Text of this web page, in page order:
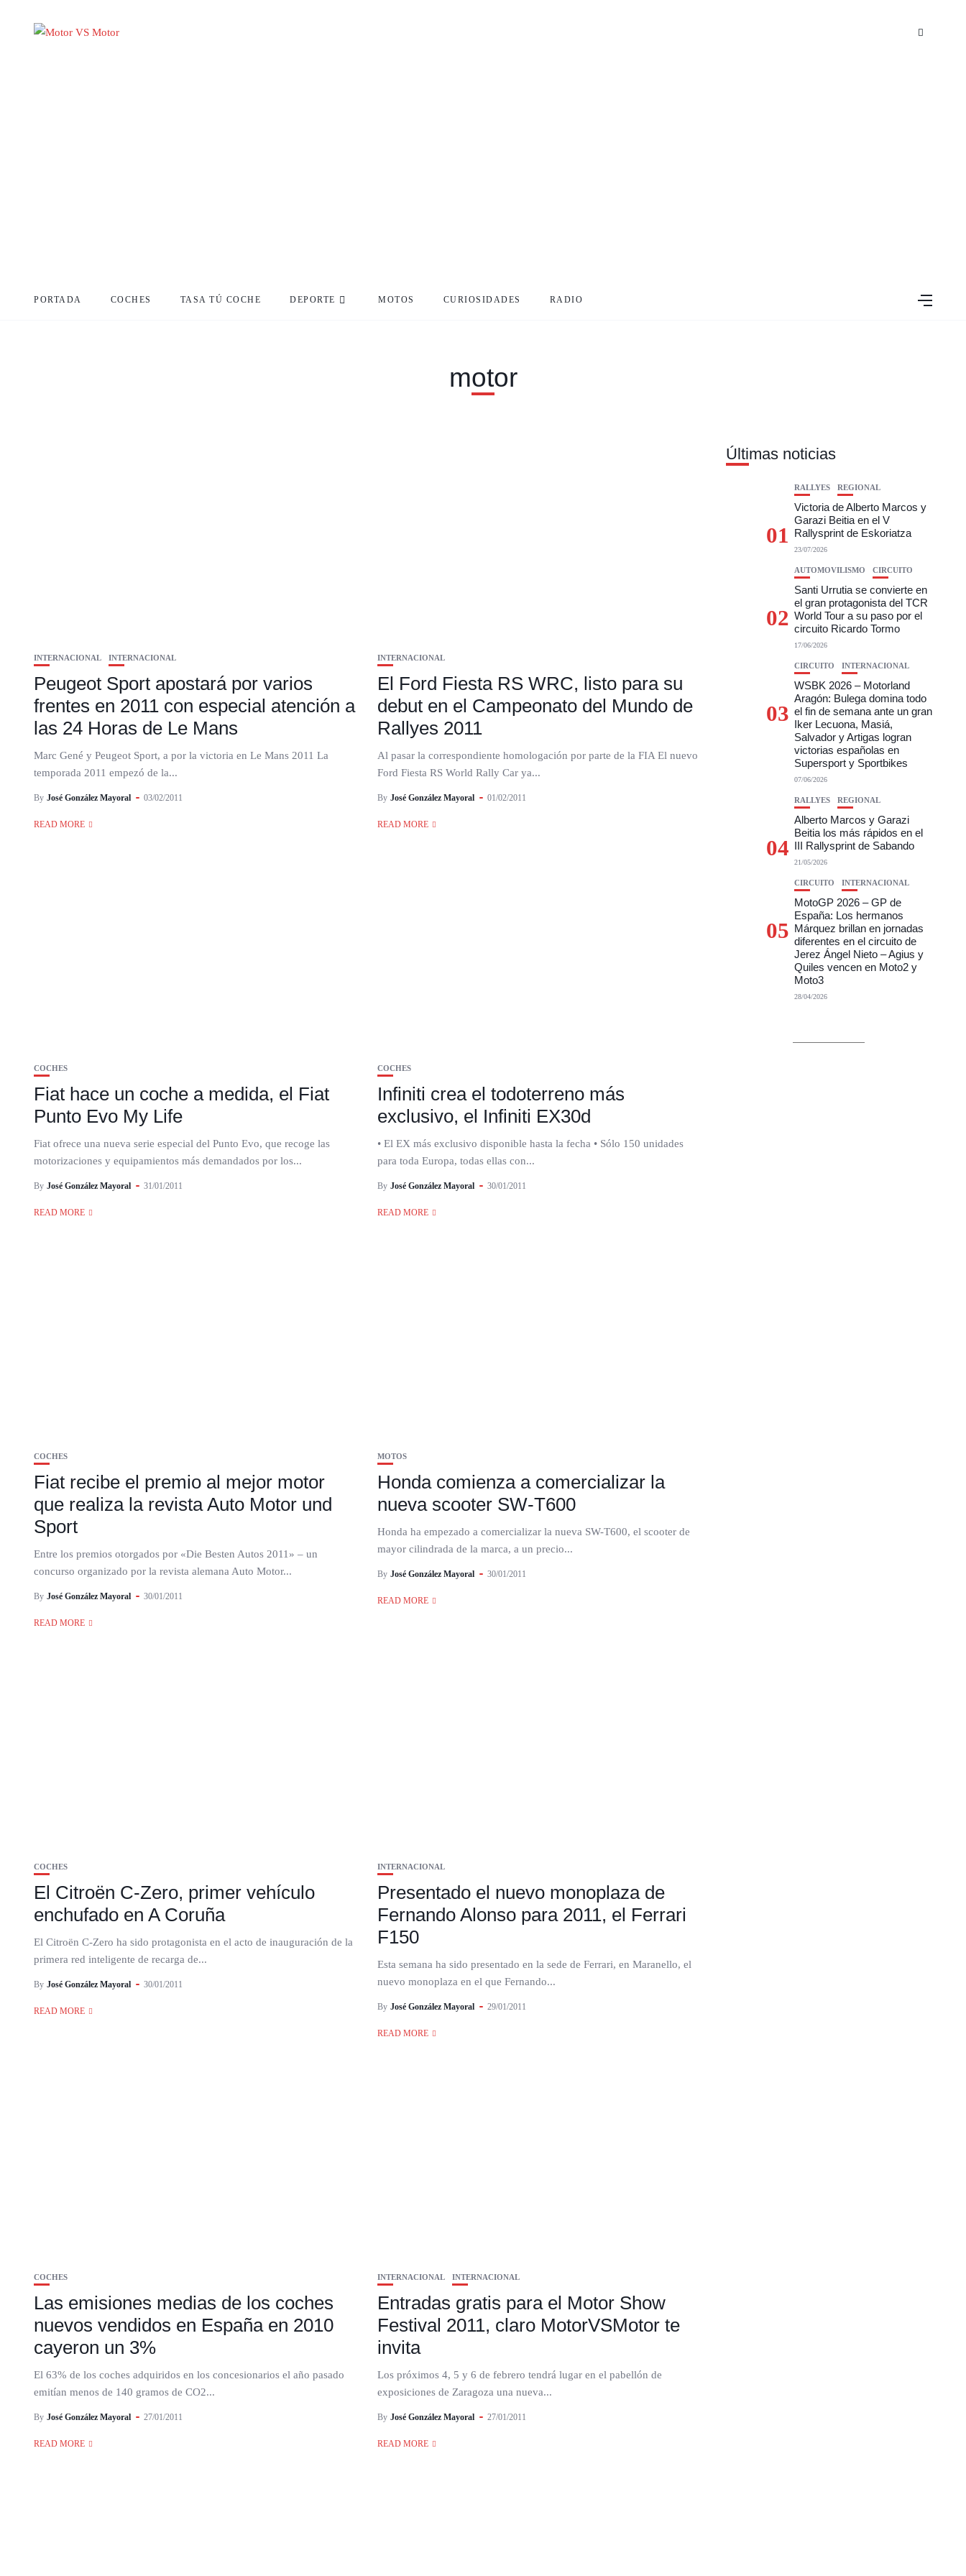
PORTADA COCHES TASA TÚ COCHE DEPORTE MOTOS CURIOSIDADES RADIO
motor
INTERNACIONAL INTERNACIONAL
Peugeot Sport apostará por varios
frentes en 2011 con especial atención a
las 24 Horas de Le Mans
Marc Gené y Peugeot Sport, a por la victoria en Le Mans 2011 La
temporada 2011 empezó de la...
By José González Mayoral 03/02/2011
READ MORE
INTERNACIONAL
El Ford Fiesta RS WRC, listo para su
debut en el Campeonato del Mundo de
Rallyes 2011
Al pasar la correspondiente homologación por parte de la FIA El nuevo
Ford Fiesta RS World Rally Car ya...
By José González Mayoral 01/02/2011
READ MORE
COCHES
Fiat hace un coche a medida, el Fiat
Punto Evo My Life
Fiat ofrece una nueva serie especial del Punto Evo, que recoge las
motorizaciones y equipamientos más demandados por los...
By José González Mayoral 31/01/2011
READ MORE
COCHES
Infiniti crea el todoterreno más
exclusivo, el Infiniti EX30d
• El EX más exclusivo disponible hasta la fecha • Sólo 150 unidades
para toda Europa, todas ellas con...
By José González Mayoral 30/01/2011
READ MORE
COCHES
Fiat recibe el premio al mejor motor
que realiza la revista Auto Motor und
Sport
Entre los premios otorgados por «Die Besten Autos 2011» – un
concurso organizado por la revista alemana Auto Motor...
By José González Mayoral 30/01/2011
READ MORE
MOTOS
Honda comienza a comercializar la
nueva scooter SW-T600
Honda ha empezado a comercializar la nueva SW-T600, el scooter de
mayor cilindrada de la marca, a un precio...
By José González Mayoral 30/01/2011
READ MORE
COCHES
El Citroën C-Zero, primer vehículo
enchufado en A Coruña
El Citroën C-Zero ha sido protagonista en el acto de inauguración de la
primera red inteligente de recarga de...
By José González Mayoral 30/01/2011
READ MORE
INTERNACIONAL
Presentado el nuevo monoplaza de
Fernando Alonso para 2011, el Ferrari
F150
Esta semana ha sido presentado en la sede de Ferrari, en Maranello, el
nuevo monoplaza en el que Fernando...
By José González Mayoral 29/01/2011
READ MORE
COCHES
Las emisiones medias de los coches
nuevos vendidos en España en 2010
cayeron un 3%
El 63% de los coches adquiridos en los concesionarios el año pasado
emitían menos de 140 gramos de CO2...
By José González Mayoral 27/01/2011
READ MORE
INTERNACIONAL INTERNACIONAL
Entradas gratis para el Motor Show
Festival 2011, claro MotorVSMotor te
invita
Los próximos 4, 5 y 6 de febrero tendrá lugar en el pabellón de
exposiciones de Zaragoza una nueva...
By José González Mayoral 27/01/2011
READ MORE
Últimas noticias
01
RALLYES REGIONAL
Victoria de Alberto Marcos y
Garazi Beitia en el V
Rallysprint de Eskoriatza
23/07/2026
02
AUTOMOVILISMO CIRCUITO
Santi Urrutia se convierte en
el gran protagonista del TCR
World Tour a su paso por el
circuito Ricardo Tormo
17/06/2026
03
CIRCUITO INTERNACIONAL
WSBK 2026 – Motorland
Aragón: Bulega domina todo
el fin de semana ante un gran
Iker Lecuona, Masiá,
Salvador y Artigas logran
victorias españolas en
Supersport y Sportbikes
07/06/2026
04
RALLYES REGIONAL
Alberto Marcos y Garazi
Beitia los más rápidos en el
III Rallysprint de Sabando
21/05/2026
05
CIRCUITO INTERNACIONAL
MotoGP 2026 – GP de
España: Los hermanos
Márquez brillan en jornadas
diferentes en el circuito de
Jerez Ángel Nieto – Agius y
Quiles vencen en Moto2 y
Moto3
28/04/2026